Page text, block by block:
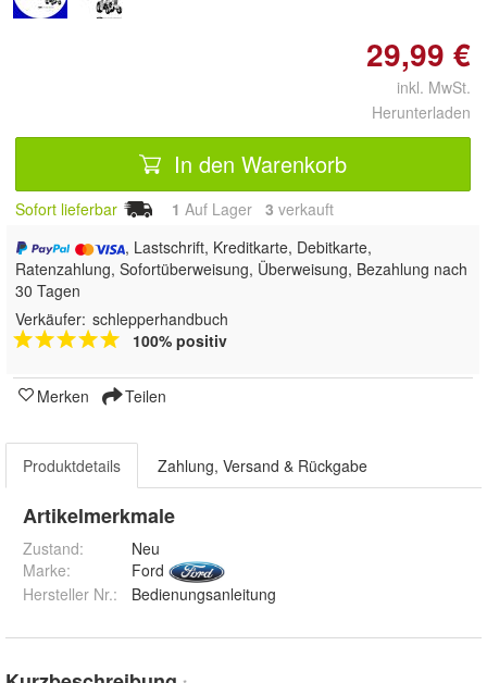
29,99 €
inkl. MwSt.
Herunterladen
In den Warenkorb
Sofort lieferbar 1 Auf Lager 3 verkauft
, Lastschrift, Kreditkarte, Debitkarte,
Ratenzahlung, Sofortüberweisung, Überweisung, Bezahlung nach
30 Tagen
Verkäufer: schlepperhandbuch
100% positiv
Merken Teilen
Produktdetails Zahlung, Versand & Rückgabe
Artikelmerkmale
Zustand:
Neu
Marke:
Ford
Hersteller Nr.:
Bedienungsanleitung